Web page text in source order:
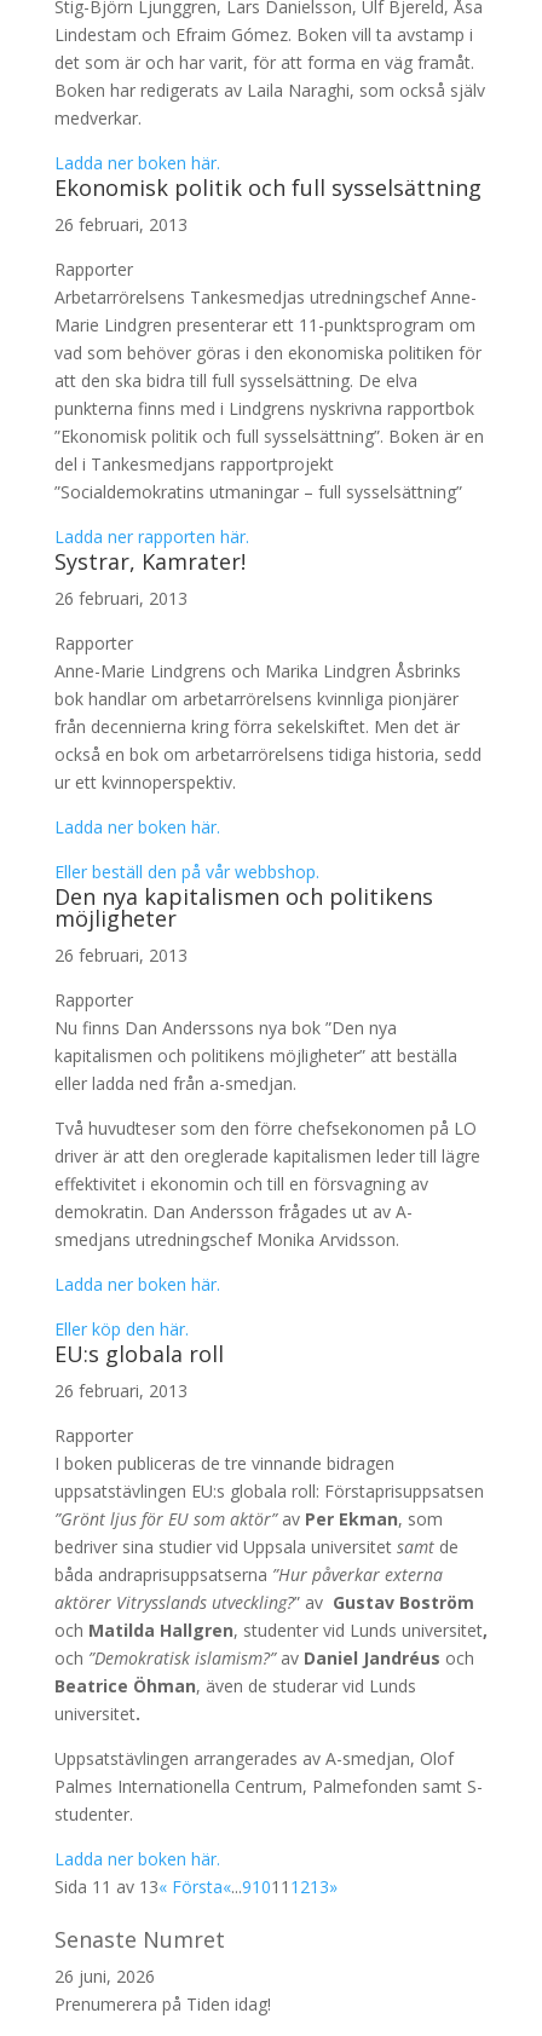
Stig-Björn Ljunggren, Lars Danielsson, Ulf Bjereld, Åsa
Lindestam och Efraim Gómez. Boken vill ta avstamp i
det som är och har varit, för att forma en väg framåt.
Boken har redigerats av Laila Naraghi, som också själv
medverkar.
Ladda ner boken här.
Ekonomisk politik och full sysselsättning
26 februari, 2013
Rapporter
Arbetarrörelsens Tankesmedjas utredningschef Anne-
Marie Lindgren presenterar ett 11-punktsprogram om
vad som behöver göras i den ekonomiska politiken för
att den ska bidra till full sysselsättning. De elva
punkterna finns med i Lindgrens nyskrivna rapportbok
”Ekonomisk politik och full sysselsättning”. Boken är en
del i Tankesmedjans rapportprojekt
”Socialdemokratins utmaningar – full sysselsättning”
Ladda ner rapporten här.
Systrar, Kamrater!
26 februari, 2013
Rapporter
Anne-Marie Lindgrens och Marika Lindgren Åsbrinks
bok handlar om arbetarrörelsens kvinnliga pionjärer
från decennierna kring förra sekelskiftet. Men det är
också en bok om arbetarrörelsens tidiga historia, sedd
ur ett kvinnoperspektiv.
Ladda ner boken här.
Eller beställ den på vår webbshop.
Den nya kapitalismen och politikens
möjligheter
26 februari, 2013
Rapporter
Nu finns Dan Anderssons nya bok ”Den nya
kapitalismen och politikens möjligheter” att beställa
eller ladda ned från a-smedjan.
Två huvudteser som den förre chefsekonomen på LO
driver är att den oreglerade kapitalismen leder till lägre
effektivitet i ekonomin och till en försvagning av
demokratin. Dan Andersson frågades ut av A-
smedjans utredningschef Monika Arvidsson.
Ladda ner boken här.
Eller köp den här.
EU:s globala roll
26 februari, 2013
Rapporter
I boken publiceras de tre vinnande bidragen
uppsatstävlingen EU:s globala roll: Förstaprisuppsatsen
”Grönt ljus för EU som aktör”av Per Ekman, som
bedriver sina studier vid Uppsala universitetsamt de
båda andraprisuppsatserna ”Hur påverkar externa
aktörer Vitrysslands utveckling?” av Gustav Boström
och Matilda Hallgren, studenter vid Lunds universitet,
och ”Demokratisk islamism?”av Daniel Jandréus och
Beatrice Öhman, även de studerar vid Lunds
universitet.
Uppsatstävlingen arrangerades av A-smedjan, Olof
Palmes Internationella Centrum, Palmefonden samt S-
studenter.
Ladda ner boken här.
Sida 11 av 13« Första«...91011 1213»
Senaste Numret
26 juni, 2026
Prenumerera på Tiden idag!